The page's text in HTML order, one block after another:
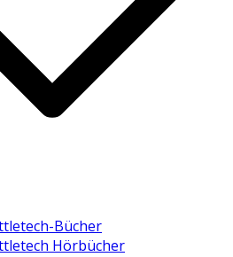
Bücher
Hörbücher